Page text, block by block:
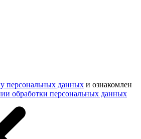
персональных данных и ознакомлен
обработки персональных данных